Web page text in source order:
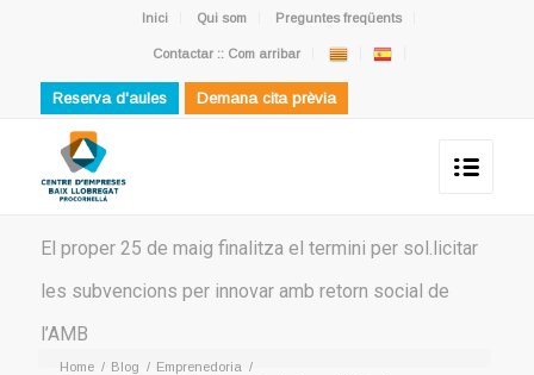
Inici Qui som Preguntes freqüents
Contactar :: Com arribar
Reserva d'aules Demana cita prèvia
El proper 25 de maig finalitza el termini per sol.licitar
les subvencions per innovar amb retorn social de
l’AMB
Home / Blog / Emprenedoria /